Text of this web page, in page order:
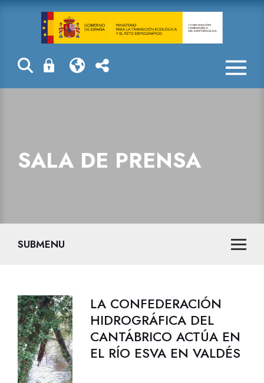
Sala de prensa
SALA DE PRENSA
SUBMENU
LA CONFEDERACIÓN
HIDROGRÁFICA DEL
CANTÁBRICO ACTÚA EN
EL RÍO ESVA EN VALDÉS